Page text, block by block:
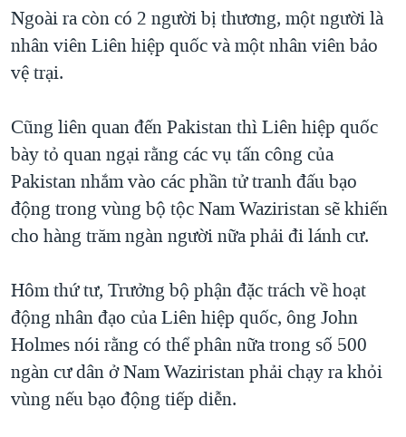
NGƯ DÂN VIỆT VÀ LÀN SÓNG TRỘM HẢI SÂM
BÊN KIA QUỐC LỘ: TIẾNG VỌNG TỪ NÔNG THÔN MỸ
QUAN HỆ VIỆT MỸ
Ngoài ra còn có 2 người bị thương, một người là
nhân viên Liên hiệp quốc và một nhân viên bảo
vệ trại.
Cũng liên quan đến Pakistan thì Liên hiệp quốc
bày tỏ quan ngại rằng các vụ tấn công của
Pakistan nhắm vào các phần tử tranh đấu bạo
động trong vùng bộ tộc Nam Waziristan sẽ khiến
cho hàng trăm ngàn người nữa phải đi lánh cư.
Hôm thứ tư, Trưởng bộ phận đặc trách về hoạt
động nhân đạo của Liên hiệp quốc, ông John
Holmes nói rằng có thể phân nữa trong số 500
ngàn cư dân ở Nam Waziristan phải chạy ra khỏi
vùng nếu bạo động tiếp diễn.